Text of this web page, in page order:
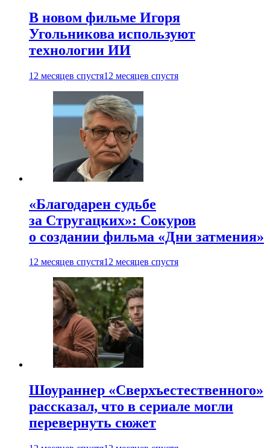
В новом фильме Игоря
Угольникова используют
технологии ИИ
12 месяцев спустя12 месяцев спустя
«Благодарен судьбе
за Стругацких»: Сокуров
о создании фильма «Дни затмения»
12 месяцев спустя12 месяцев спустя
Шоураннер «Сверхъестественного»
рассказал, что в сериале могли
перевернуть сюжет